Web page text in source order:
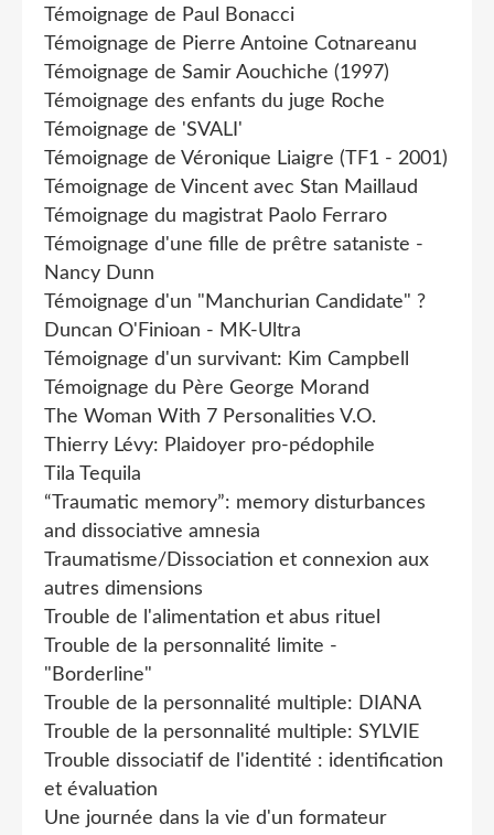
Témoignage de Paul Bonacci
Témoignage de Pierre Antoine Cotnareanu
Témoignage de Samir Aouchiche (1997)
Témoignage des enfants du juge Roche
Témoignage de 'SVALI'
Témoignage de Véronique Liaigre (TF1 - 2001)
Témoignage de Vincent avec Stan Maillaud
Témoignage du magistrat Paolo Ferraro
Témoignage d'une fille de prêtre sataniste -
Nancy Dunn
Témoignage d'un "Manchurian Candidate" ?
Duncan O'Finioan - MK-Ultra
Témoignage d'un survivant: Kim Campbell
Témoignage du Père George Morand
The Woman With 7 Personalities V.O.
Thierry Lévy: Plaidoyer pro-pédophile
Tila Tequila
“Traumatic memory”: memory disturbances
and dissociative amnesia
Traumatisme/Dissociation et connexion aux
autres dimensions
Trouble de l'alimentation et abus rituel
Trouble de la personnalité limite -
"Borderline"
Trouble de la personnalité multiple: DIANA
Trouble de la personnalité multiple: SYLVIE
Trouble dissociatif de l'identité : identification
et évaluation
Une journée dans la vie d'un formateur